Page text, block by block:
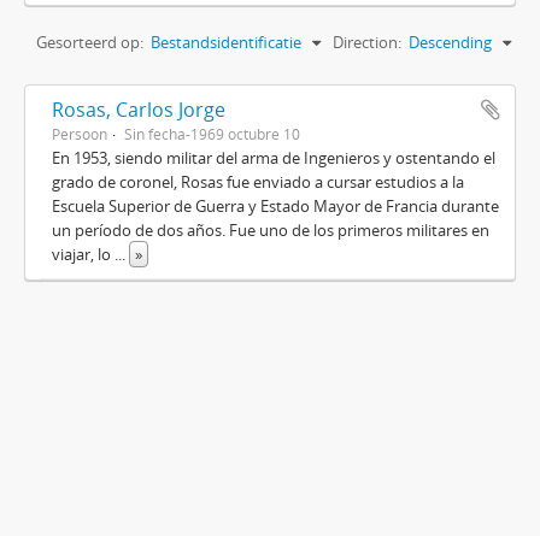
Gesorteerd op: Bestandsidentificatie Direction: Descending
Rosas, Carlos Jorge
Persoon Sin fecha-1969 octubre 10
En 1953, siendo militar del arma de Ingenieros y ostentando el
grado de coronel, Rosas fue enviado a cursar estudios a la
Escuela Superior de Guerra y Estado Mayor de Francia durante
un período de dos años. Fue uno de los primeros militares en
viajar, lo ... »